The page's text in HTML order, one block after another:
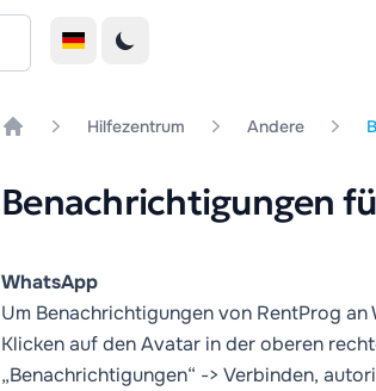
Hilfezentrum Andere
Benachrichtigungen
WhatsApp
Um Benachrichtigungen von RentProg
Klicken auf den Avatar in der oberen
„Benachrichtigungen“ -> Verbinden,